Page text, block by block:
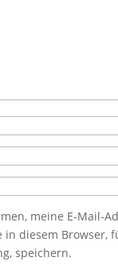
meine E-Mail-
in diesem Browser,
speichern.